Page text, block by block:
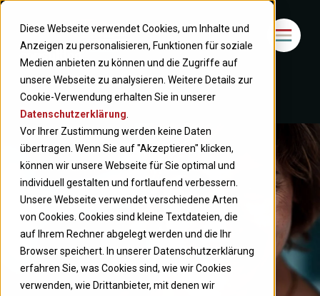
Diese Webseite verwendet Cookies, um Inhalte und
Anzeigen zu personalisieren, Funktionen für soziale
Medien anbieten zu können und die Zugriffe auf
unsere Webseite zu analysieren. Weitere Details zur
Cookie-Verwendung erhalten Sie in unserer
Datenschutzerklärung
Vor Ihrer Zustimmung werden keine Daten
übertragen. Wenn Sie auf "Akzeptieren" klicken,
können wir unsere Webseite für Sie optimal und
individuell gestalten und fortlaufend verbessern.
Unsere Webseite verwendet verschiedene Arten
von Cookies. Cookies sind kleine Textdateien, die
auf Ihrem Rechner abgelegt werden und die Ihr
Browser speichert. In unserer Datenschutzerklärung
erfahren Sie, was Cookies sind, wie wir Cookies
verwenden, wie Drittanbieter, mit denen wir